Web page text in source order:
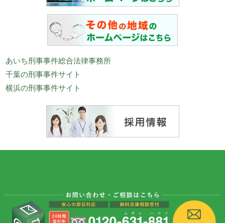
あいち刑事事件総合法律事務所
千葉の刑事事件サイト
横浜の刑事事件サイト